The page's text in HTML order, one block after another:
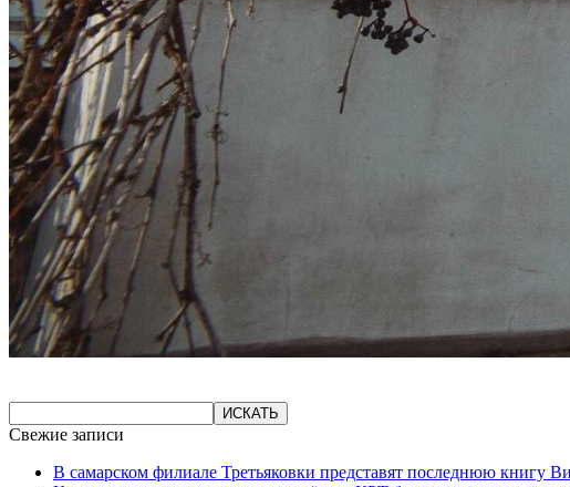
Свежие записи
В самарском филиале Третьяковки представят последнюю книгу